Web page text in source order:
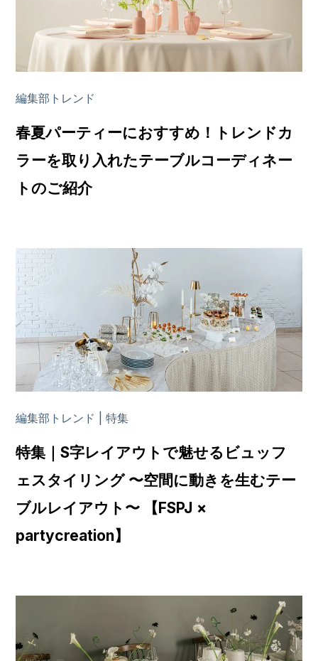
編集部トレンド
春夏パーティーにおすすめ！トレンドカ
ラーを取り入れたテーブルコーディネー
トのご紹介
編集部トレンド | 特集
特集｜S字レイアウトで魅せるビュッフ
ェスタイリング 〜空間に動きを生むテー
ブルレイアウト〜 【FSPJ ×
partycreation】